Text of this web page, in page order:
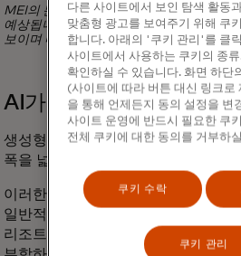
MEI의 분석에 따르면, 이번 여름 파리 여
예상됩니다. 프랑스 수도는 작년 여름 일
보이며 다른 유럽 4개 도시를 제치고 선두
AI가 여행에 미치는 영향
생성형 AI 플랫폼의 성장은 사람들이
폭을 넓혔습니다.
이러한 AI 서비스의 유료 구독자들은
일반적인 목적지를 넘어, 유적지, 신
리조트와 같이 경험이 풍부하고 그들
다른 사이트에서 보인 탐색 활동
맞춤형 광고를 보여주기 위해 쿠
합니다. 아래의 '쿠키 관리'를 클
사이트에서 사용하는 쿠키의 종
확인하실 수 있습니다. 화면 하단
(사이트에 따라 버튼 대신 링크로
을 통해 언제든지 동의 설정을 변
사이트 운영에 반드시 필요한 쿠
전체 쿠키에 대한 동의를 거부하
쿠키 수락
쿠키 관리